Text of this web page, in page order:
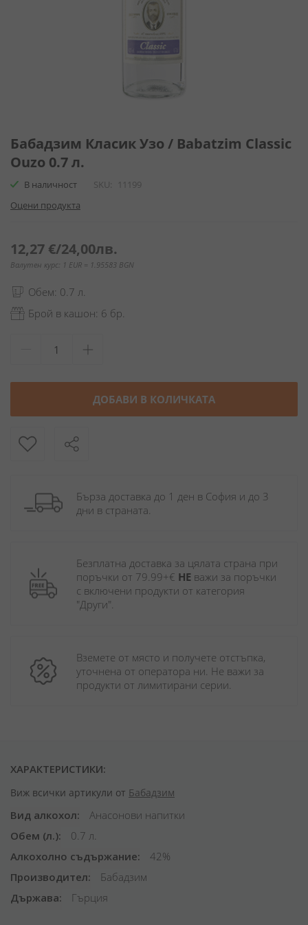
към
началото
на
галерия
снимки
Бабадзим Класик Узо / Babatzim Classic
Ouzo 0.7 л.
В наличност SKU
11199
Оцени продукта
12,27 €/24,00лв.
Валутен курс: 1 EUR = 1.95583 BGN
Обем: 0.7 л.
Брой в кашон: 6 бр.
ДОБАВИ В КОЛИЧКАТА
Бърза доставка до 1 ден в София и до 3
дни в страната.
Безплатна доставка за цялата страна при
поръчки от 79.99+€ НЕ важи за поръчки
с включени продукти от категория
"Други".
Вземете от място и получете отстъпка,
уточнена от оператора ни. Не важи за
продукти от лимитирани серии.
ХАРАКТЕРИСТИКИ:
Виж всички артикули от Бабадзим
Вид алкохол
Анасонови напитки
Обем (л.)
0.7 л.
Алкохолно съдържание
42%
Производител
Бабадзим
Държава
Гърция